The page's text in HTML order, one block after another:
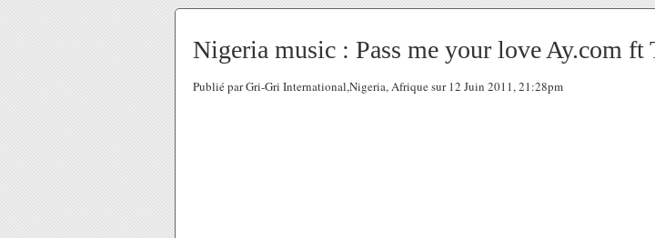
Nigeria music : Pass me your love Ay.com ft
Publié par Gri-Gri International,Nigeria, Afrique sur 12 Juin 2011, 21:28pm